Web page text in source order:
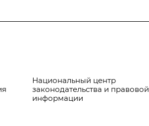
Национальный центр
законодательства и правовой
информации